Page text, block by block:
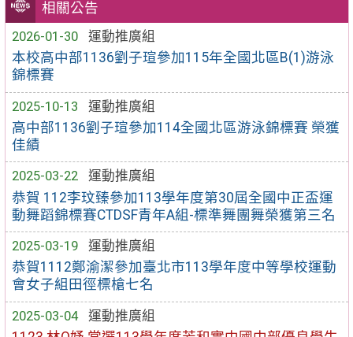
相關公告
2026-01-30
運動推廣組
本校高中部1136劉子瑄參加115年全國北區B(1)游泳
錦標賽
2025-10-13
運動推廣組
高中部1136劉子瑄參加114全國北區游泳錦標賽 榮獲
佳績
2025-03-22
運動推廣組
恭賀 112李玟臻參加113學年度第30屆全國中正盃運
動舞蹈錦標賽CTDSF青年A組-標準舞團舞榮獲第三名
2025-03-19
運動推廣組
恭賀1112鄭渝潔參加臺北市113學年度中等學校運動
會女子組田徑標槍七名
2025-03-04
運動推廣組